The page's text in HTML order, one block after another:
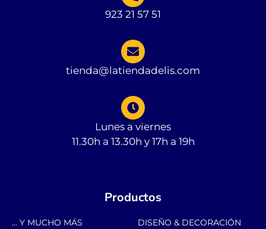
923 21 57 51
tienda@latiendadelis.com
Lunes a viernes
11.30h a 13.30h y 17h a 19h
Productos
... Y MUCHO MÁS
DISEÑO & DECORACIÓN